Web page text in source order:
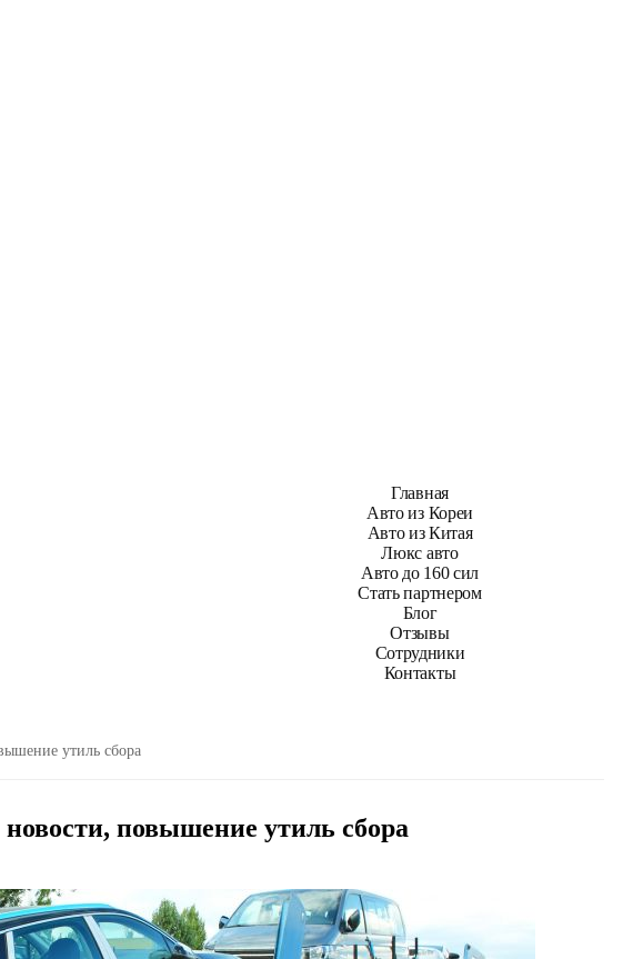
Главная
Авто из Кореи
Авто из Китая
Люкс авто
Авто до 160 сил
Стать партнером
Блог
Отзывы
Сотрудники
Контакты
утиль сбора
повышение утиль сбора